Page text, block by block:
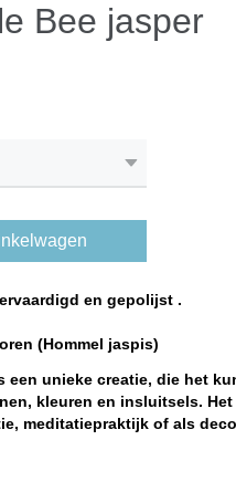
Bee jasper
en gepolijst .
(Hommel jaspis)
een unieke creatie, die het
kleuren en insluitsels.
meditatiepraktijk of als